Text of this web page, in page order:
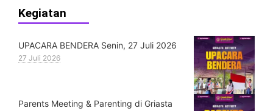
Kegiatan
UPACARA BENDERA Senin, 27 Juli 2026
27 Juli 2026
Parents Meeting & Parenting di Griasta